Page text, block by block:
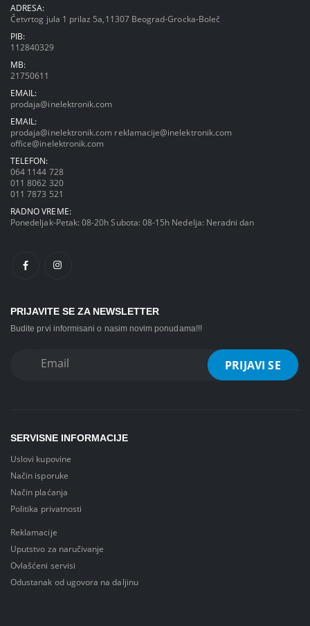
ADRESA:
Četvrtog jula 1 prilaz 5a,11307 Beograd-Grocka-Boleč
PIB:
112840329
MB:
21750611
EMAIL:
prodaja@inelektronik.com
EMAIL:
prodaja@inelektronik.com reklamacije@inelektronik.com
office@inelektronik.com
TELEFON:
064 1144 728
011 8062 320
011 7873 521
RADNO VREME:
Ponedeljak-Petak: 08-20h Subota: 08-15h Nedelja: Neradni dan
PRIJAVITE SE ZA NEWSLETTER
Budite prvi informisani o nasim novim ponudama!!!
SERVISNE INFORMACIJE
Uslovi kupovine
Način isporuke
Način plaćanja
Politika privatnosti
Reklamacije
Uputstvo za naručivanje
Ovlašćeni servisi
Odustanak od ugovora na daljinu